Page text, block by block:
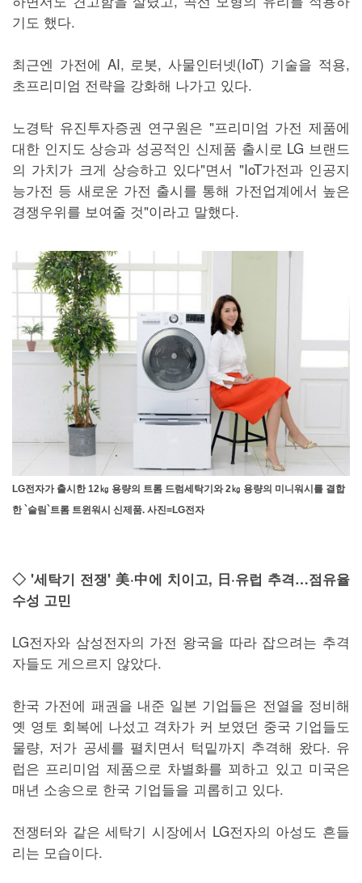
기도 했다.
최근엔 가전에 AI, 로봇, 사물인터넷(IoT) 기술을 적용,
초프리미엄 전략을 강화해 나가고 있다.
노경탁 유진투자증권 연구원은 "프리미엄 가전 제품에
대한 인지도 상승과 성공적인 신제품 출시로 LG 브랜드
의 가치가 크게 상승하고 있다"면서 "IoT가전과 인공지
능가전 등 새로운 가전 출시를 통해 가전업계에서 높은
경쟁우위를 보여줄 것"이라고 말했다.
LG전자가 출시한 12㎏ 용량의 트롬 드럼세탁기와 2㎏ 용량의 미니워시를 결합
한 `슬림`트롬 트윈워시 신제품. 사진=LG전자
◇ '세탁기 전쟁' 美·中에 치이고, 日·유럽 추격…점유율
수성 고민
LG전자와 삼성전자의 가전 왕국을 따라 잡으려는 추격
자들도 게으르지 않았다.
한국 가전에 패권을 내준 일본 기업들은 전열을 정비해
옛 영토 회복에 나섰고 격차가 커 보였던 중국 기업들도
물량, 저가 공세를 펼치면서 턱밑까지 추격해 왔다. 유
럽은 프리미엄 제품으로 차별화를 꾀하고 있고 미국은
매년 소송으로 한국 기업들을 괴롭히고 있다.
전쟁터와 같은 세탁기 시장에서 LG전자의 아성도 흔들
리는 모습이다.